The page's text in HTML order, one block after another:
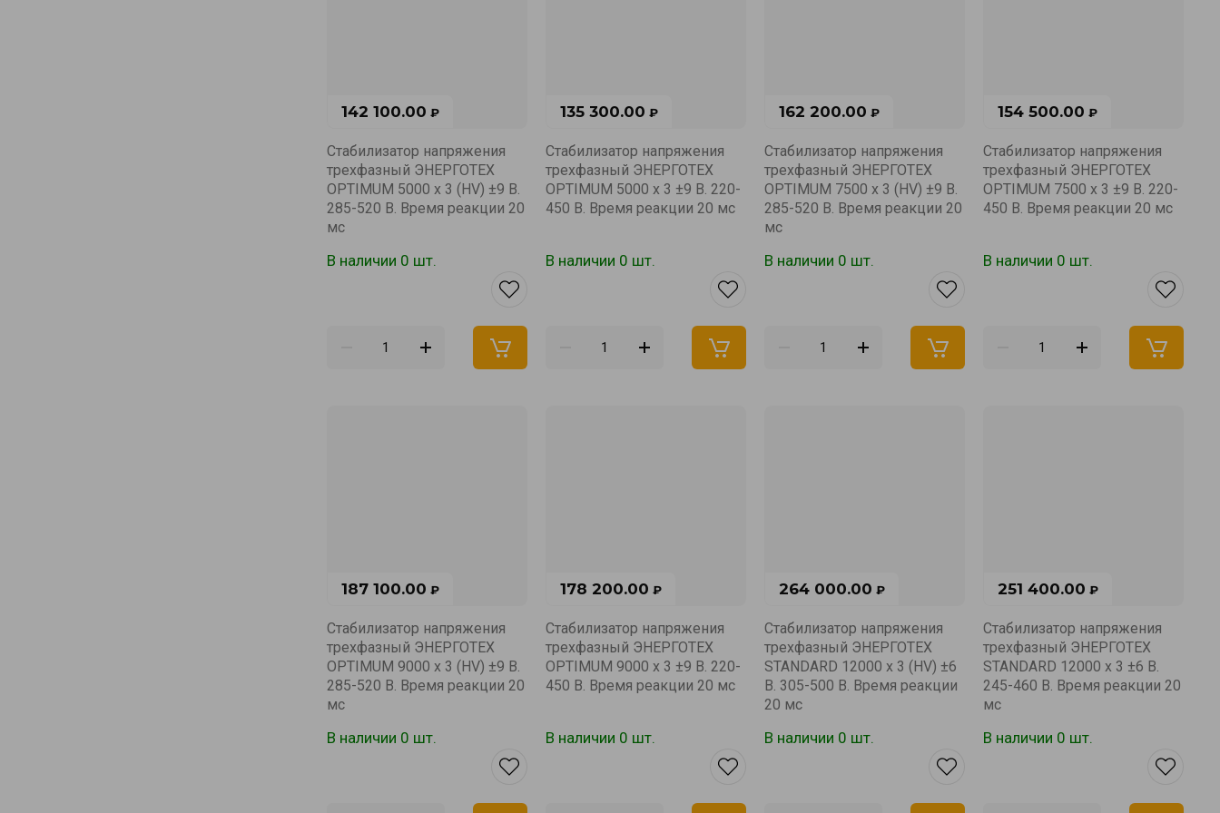
142 100.00 ₽
Стабилизатор напряжения
трехфазный ЭНЕРГОТЕХ
OPTIMUM 5000 х 3 (HV) ±9 В.
285-520 В. Время реакции 20
мс
В наличии 0 шт.
135 300.00 ₽
Стабилизатор напряжения
трехфазный ЭНЕРГОТЕХ
OPTIMUM 5000 х 3 ±9 В. 220-
450 В. Время реакции 20 мс
В наличии 0 шт.
162 200.00 ₽
Стабилизатор напряжения
трехфазный ЭНЕРГОТЕХ
OPTIMUM 7500 х 3 (HV) ±9 В.
285-520 В. Время реакции 20
мс
В наличии 0 шт.
154 500.00 ₽
Стабилизатор напряжения
трехфазный ЭНЕРГОТЕХ
OPTIMUM 7500 х 3 ±9 В. 220-
450 В. Время реакции 20 мс
В наличии 0 шт.
187 100.00 ₽
Стабилизатор напряжения
трехфазный ЭНЕРГОТЕХ
OPTIMUM 9000 х 3 (HV) ±9 В.
285-520 В. Время реакции 20
мс
В наличии 0 шт.
178 200.00 ₽
Стабилизатор напряжения
трехфазный ЭНЕРГОТЕХ
OPTIMUM 9000 х 3 ±9 В. 220-
450 В. Время реакции 20 мс
В наличии 0 шт.
264 000.00 ₽
Стабилизатор напряжения
трехфазный ЭНЕРГОТЕХ
STANDARD 12000 х 3 (HV) ±6
В. 305-500 В. Время реакции
20 мс
В наличии 0 шт.
251 400.00 ₽
Стабилизатор напряжения
трехфазный ЭНЕРГОТЕХ
STANDARD 12000 х 3 ±6 В.
245-460 В. Время реакции 20
мс
В наличии 0 шт.